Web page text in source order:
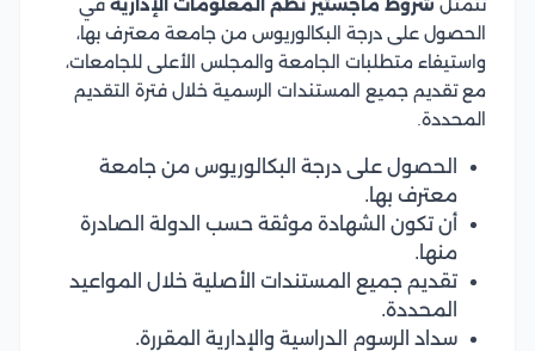
تتمثل شروط ماجستير نظم المعلومات الإدارية في
الحصول على درجة البكالوريوس من جامعة معترف بها،
واستيفاء متطلبات الجامعة والمجلس الأعلى للجامعات،
مع تقديم جميع المستندات الرسمية خلال فترة التقديم
المحددة.
الحصول على درجة البكالوريوس من جامعة
معترف بها.
أن تكون الشهادة موثقة حسب الدولة الصادرة
منها.
تقديم جميع المستندات الأصلية خلال المواعيد
المحددة.
سداد الرسوم الدراسية والإدارية المقررة.